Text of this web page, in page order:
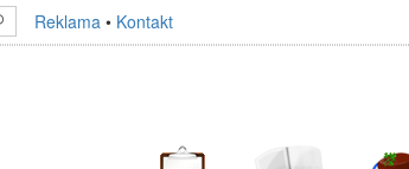
Reklama • Kontakt